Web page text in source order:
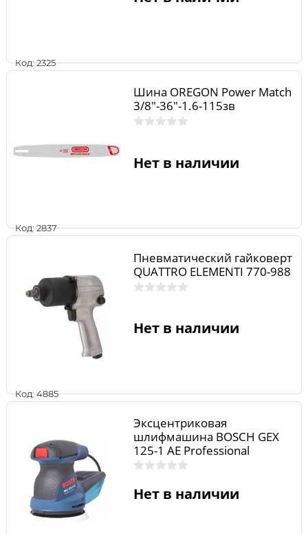
Код: 2325
Код: 2837
Шина OREGON Power Match
3/8"-36"-1.6-115зв
Нет в наличии
Код: 4885
Пневматический гайковерт
QUATTRO ELEMENTI 770-988
Нет в наличии
Эксцентриковая
шлифмашина BOSCH GEX
125-1 AE Professional
0.601.387.500
Нет в наличии